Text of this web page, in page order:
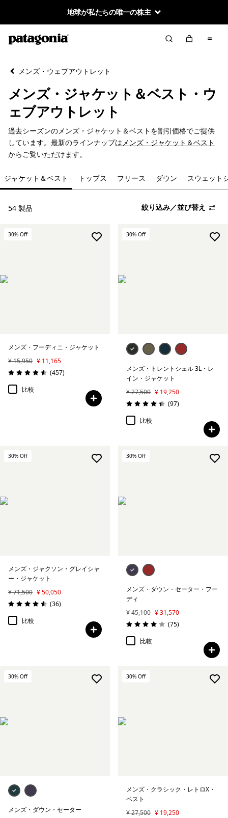
地球が私たちの唯一の株主
絞り込み／並び替え
絞り込み
カテゴリー
ジャケット＆ベスト
トップス
フリース
ダウン
スウェットシャツ＆フーディ
ボトムス
絞り込み
在庫のあるカラー
絞り込み
スポーツ
メンズ・ウェブアウトレット
メンズ・ジャケット＆ベスト・ウ
ェブアウトレット
過去シーズンのメンズ・ジャケット＆ベストを割引価格でご提供
しています。最新のラインナップはメンズ・ジャケット＆ベスト
からご覧いただけます。
ジャケット＆ベスト トップス フリース ダウン スウェット
54 製品 絞り込み／並び替え
30% Off
メンズ・フーディニ・ジャケット
¥ 15,950 ¥ 11,165
評価: 4.5 / 5
(457レビュー
)
比較
30% Off
メンズ・トレントシェル 3L・レ
イン・ジャケット
¥ 27,500 ¥ 19,250
評価: 4.4 / 5
(97レビュー
)
比較
30% Off
メンズ・ジャクソン・グレイシャ
ー・ジャケット
¥ 71,500 ¥ 50,050
評価: 4.5 / 5
(36レビュー
)
比較
30% Off
メンズ・ダウン・セーター・フー
ディ
¥ 45,100 ¥ 31,570
評価: 4.1 / 5
(75レビュー
)
比較
30% Off
メンズ・ダウン・セーター
30% Off
メンズ・クラシック・レトロX・
ベスト
¥ 27,500 ¥ 19,250